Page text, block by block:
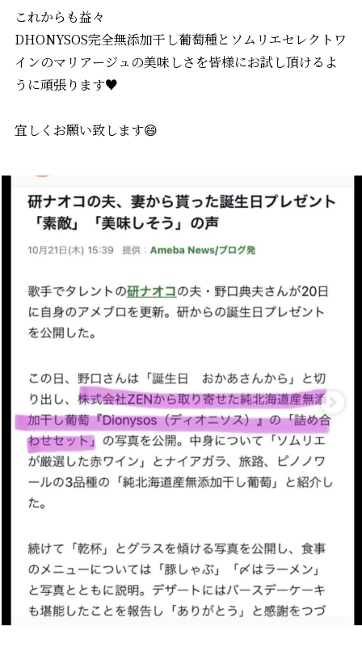
これからも益々
DHONYSOS完全無添加干し葡萄種とソムリエセレクトワ
インのマリアージュの美味しさを皆様にお試し頂けるよ
うに頑張ります♥️
宜しくお願い致します😄